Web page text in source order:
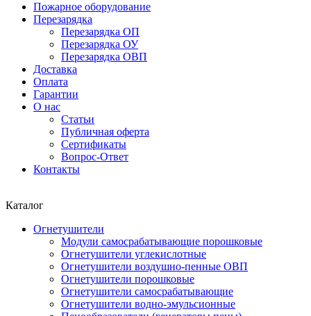
Пожарное оборудование
Перезарядка
Перезарядка ОП
Перезарядка ОУ
Перезарядка ОВП
Доставка
Оплата
Гарантии
О нас
Статьи
Публичная оферта
Сертификаты
Вопрос-Ответ
Контакты
Каталог
Огнетушители
Модули самосрабатывающие порошковые
Огнетушители углекислотные
Огнетушители воздушно-пенные ОВП
Огнетушители порошковые
Огнетушители самосрабатывающие
Огнетушители водно-эмульсионные